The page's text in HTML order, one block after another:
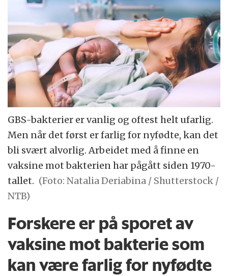
GBS-bakterier er vanlig og oftest helt ufarlig.
Men når det først er farlig for nyfødte, kan det
bli svært alvorlig. Arbeidet med å finne en
vaksine mot bakterien har pågått siden 1970-
tallet. (Foto: Natalia Deriabina / Shutterstock /
NTB)
Forskere er på sporet av
vaksine mot bakterie som
kan være farlig for nyfødte